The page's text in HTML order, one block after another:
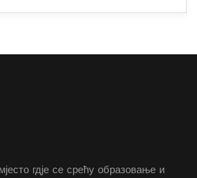
гдје се срећу образовање и